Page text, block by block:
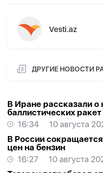
Vesti.az
ДРУГИЕ НОВОСТИ
В Иране рассказали
баллистических ракет
16:34
10 августа
В России
цен на бензин
16:27
10 августа